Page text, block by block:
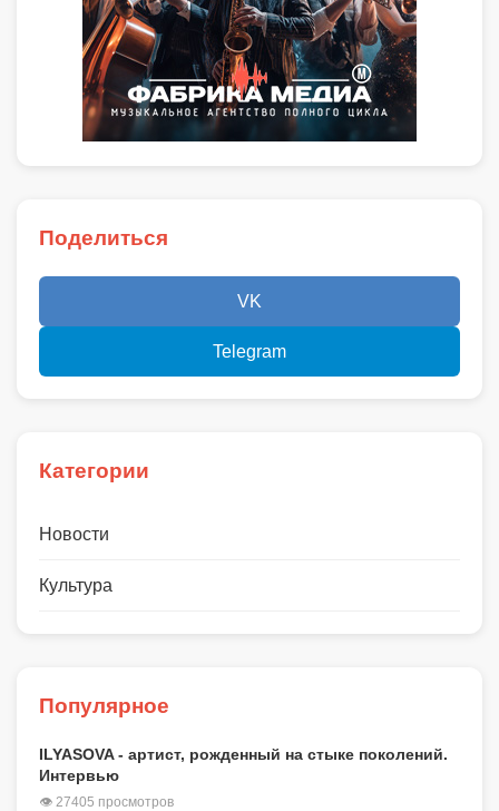
Поделиться
VK
Telegram
Категории
Новости
Культура
Популярное
ILYASOVA - артист, рожденный на стыке поколений.
Интервью
👁 27405 просмотров